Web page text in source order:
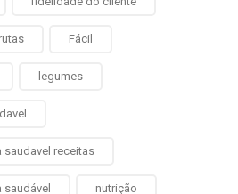
Fácil
legumes
saudavel receitas
saudável nutrição